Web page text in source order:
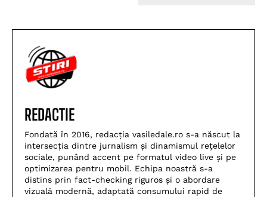
REDACTIE
Fondată în 2016, redacția vasiledale.ro s-a născut la
intersecția dintre jurnalism și dinamismul rețelelor
sociale, punând accent pe formatul video live și pe
optimizarea pentru mobil. Echipa noastră s-a
distins prin fact-checking riguros și o abordare
vizuală modernă, adaptată consumului rapid de